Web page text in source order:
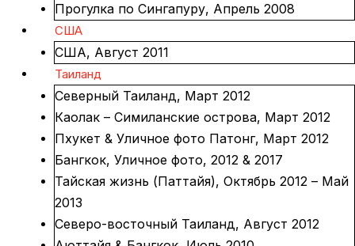
Прогулка по Сингапуру, Апрель 2008
США
США, Август 2011
Таиланд
Северный Таиланд, Март 2012
Каолак – Симиланские острова, Март 2012
Пхукет & Уличное фото Патонг, Март 2012
Бангкок, Уличное фото, 2012 & 2017
Тайская жизнь (Паттайя), Октябрь 2012 – Май
2013
Северо-восточный Таиланд, Август 2012